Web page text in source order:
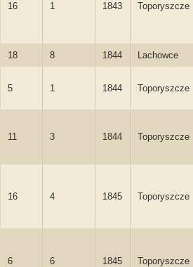
16 1 1843 Toporyszcze
18 8 1844 Lachowce
5 1 1844 Toporyszcze
11 3 1844 Toporyszcze
16 4 1845 Toporyszcze
6 6 1845 Toporyszcze